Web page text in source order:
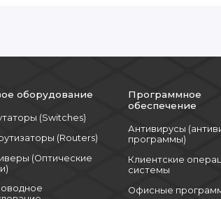
оборудование
(Switches)
(Routers)
(Оптические
Программное
обеспечение
Антивирусы
программы)
Клиентские
системы
Офисные